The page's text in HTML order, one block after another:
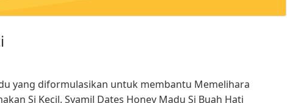
yang diformulasikan untuk membantu Memelihara
Si Kecil. Syamil Dates Honey Madu Si Buah Hati